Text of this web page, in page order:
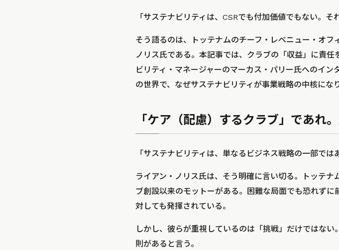
「サステナビリティは、CSRでも付加価値でもない。そ
そう語るのは、トッテナムのチーフ・レベニュー・オフ
ノリス氏である。本記事では、クラブの「収益」に責
ビリティ・マネージャーのマーカス・パリー氏へのイ
の世界で、なぜサステナビリティが事業戦略の中核にな
「ケア（配慮）するクラブ」であれ
「サステナビリティは、単なるビジネス戦略の一部で
ライアン・ノリス氏は、そう明確に言い切る。トッテ
ブ創設以来のモットーがある。困難な局面でも恐れず
対しても発揮されている。
しかし、彼らが重視しているのは「挑戦」だけではな
則があると言う。